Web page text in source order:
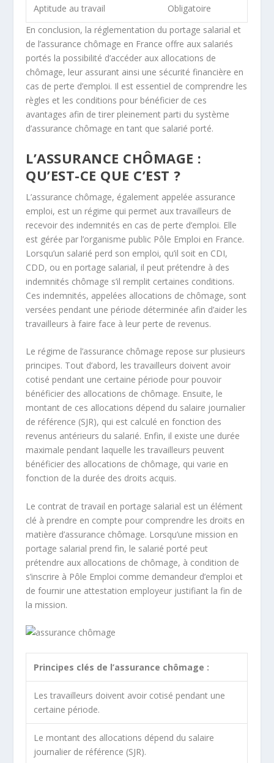
Aptitude au travail
Obligatoire
En conclusion, la réglementation du portage salarial et
de l’assurance chômage en France offre aux salariés
portés la possibilité d’accéder aux allocations de
chômage, leur assurant ainsi une sécurité financière en
cas de perte d’emploi. Il est essentiel de comprendre les
règles et les conditions pour bénéficier de ces
avantages afin de tirer pleinement parti du système
d’assurance chômage en tant que salarié porté.
L’ASSURANCE CHÔMAGE :
QU’EST-CE QUE C’EST ?
L’assurance chômage, également appelée assurance
emploi, est un régime qui permet aux travailleurs de
recevoir des indemnités en cas de perte d’emploi. Elle
est gérée par l’organisme public Pôle Emploi en France.
Lorsqu’un salarié perd son emploi, qu’il soit en CDI,
CDD, ou en portage salarial, il peut prétendre à des
indemnités chômage s’il remplit certaines conditions.
Ces indemnités, appelées allocations de chômage, sont
versées pendant une période déterminée afin d’aider les
travailleurs à faire face à leur perte de revenus.
Le régime de l’assurance chômage repose sur plusieurs
principes. Tout d’abord, les travailleurs doivent avoir
cotisé pendant une certaine période pour pouvoir
bénéficier des allocations de chômage. Ensuite, le
montant de ces allocations dépend du salaire journalier
de référence (SJR), qui est calculé en fonction des
revenus antérieurs du salarié. Enfin, il existe une durée
maximale pendant laquelle les travailleurs peuvent
bénéficier des allocations de chômage, qui varie en
fonction de la durée des droits acquis.
Le contrat de travail en portage salarial est un élément
clé à prendre en compte pour comprendre les droits en
matière d’assurance chômage. Lorsqu’une mission en
portage salarial prend fin, le salarié porté peut
prétendre aux allocations de chômage, à condition de
s’inscrire à Pôle Emploi comme demandeur d’emploi et
de fournir une attestation employeur justifiant la fin de
la mission.
Principes clés de l’assurance chômage :
Les travailleurs doivent avoir cotisé pendant une
certaine période.
Le montant des allocations dépend du salaire
journalier de référence (SJR).